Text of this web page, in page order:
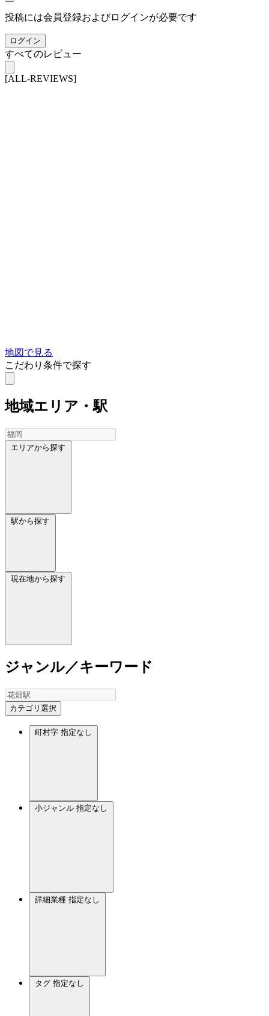
投稿には会員登録およびログインが必要です
ログイン
すべてのレビュー
[ALL-REVIEWS]
地図で見る
こだわり条件で探す
地域エリア・駅
エリアから探す
駅から探す
現在地から探す
ジャンル／キーワード
カテゴリ選択
町村字 指定なし
小ジャンル 指定なし
詳細業種 指定なし
タグ 指定なし